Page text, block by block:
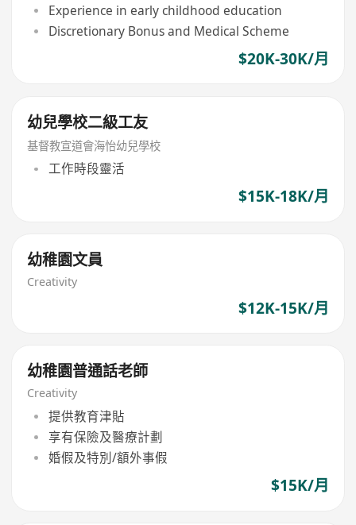
Experience in early childhood education
Discretionary Bonus and Medical Scheme
$20K-30K/月
幼兒學校二級工友
基督教宣道會海怡幼兒學校
工作時段靈活
$15K-18K/月
幼稚園文員
Creativity
$12K-15K/月
幼稚園普通話老師
Creativity
提供教育津貼
享有保險及醫療計劃
婚假及特別/額外事假
$15K/月